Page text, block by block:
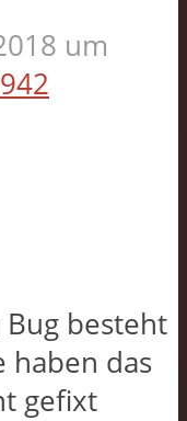
um
besteht
haben das
gefixt